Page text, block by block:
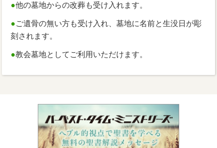
●他の墓地からの改葬も受け入れます。
●ご遺骨の無い方も受け入れ、墓地に名前と生没日が彫
刻されます。
●教会墓地としてご利用いただけます。